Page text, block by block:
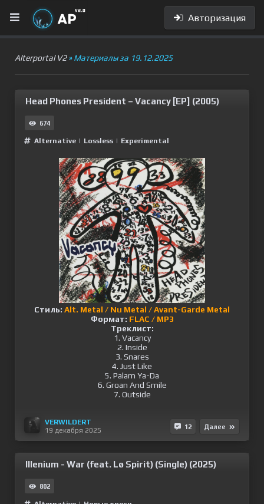
Авторизация
Alterportal V2» Материалы за 19.12.2025
Head Phones President – Vacancy [EP] (2005)
674
Alternative | Lossless | Experimental
Стиль: Alt. Metal / Nu Metal / Avant-Garde Metal
Формат: FLAC / MP3
Треклист:
1. Vacancy
2. Inside
3. Snares
4. Just Like
5. Palam Ya-Da
6. Groan And Smile
7. Outside
VERWILDERT
19 декабря 2025
12 Далее
Illenium - War (feat. Lø Spirit) (Single) (2025)
802